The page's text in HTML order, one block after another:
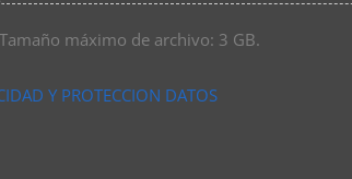
Tamaño máximo de archivo: 3 GB.
Y PROTECCION DATOS